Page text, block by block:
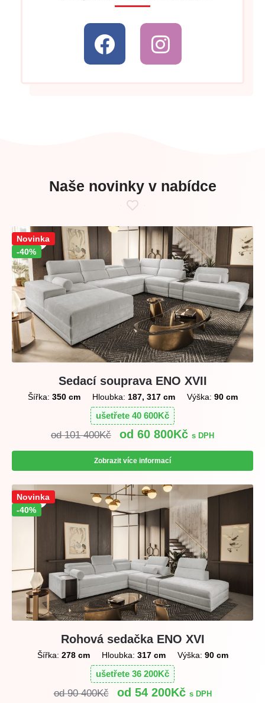
Naše novinky v nabídce
Sleva!
-40%
Novinka
Sedací souprava ENO XVII
Šířka: 350 cm Hloubka: 187, 317 cm Výška: 90 cm
ušetřete 40 600Kč
101 400Kč 60 800Kč s DPH
Zobrazit více informací
Sleva!
-40%
Novinka
Rohová sedačka ENO XVI
Šířka: 278 cm Hloubka: 317 cm Výška: 90 cm
ušetřete 36 200Kč
90 400Kč 54 200Kč s DPH